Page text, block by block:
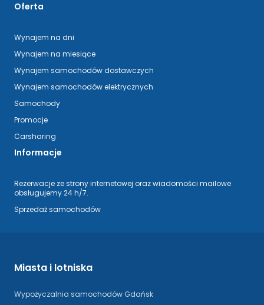
Oferta
Wynajem na dni
Wynajem na miesiące
Wynajem samochodów dostawczych
Wynajem samochodów elektrycznych
Samochody
Promocje
Carsharing
Informacje
Rezerwacje ze strony internetowej oraz wiadomości mailowe
obsługujemy 24 h/7.
Sprzedaż samochodów
Miasta i lotniska
Wypożyczalnia samochodów Gdańsk